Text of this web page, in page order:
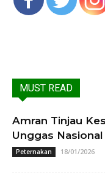
MUST READ
Amran Tinjau
Unggas
Peternakan 18/01/2026